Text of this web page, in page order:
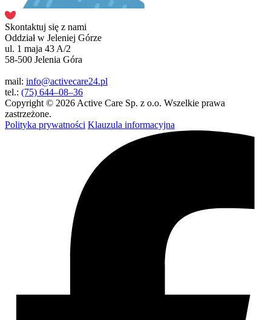
Skontaktuj się z nami
Oddział w Jeleniej Górze
ul. 1 maja 43 A/2
58-500 Jelenia Góra
mail: info@activecare24.pl
tel.: (75) 644–08–36
Copyright © 2026 Active Care Sp. z o.o. Wszelkie prawa
zastrzeżone.
Polityka prywatności Klauzula informacyjna